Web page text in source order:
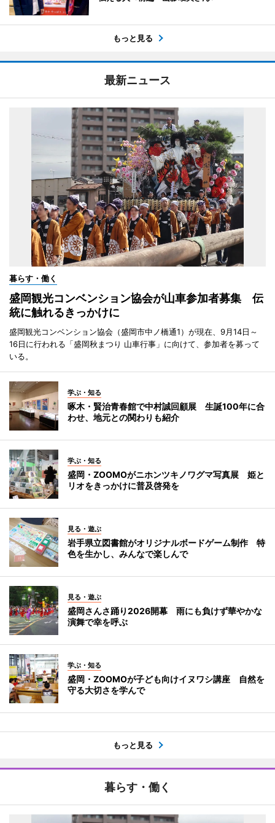
もっと見る
最新ニュース
暮らす・働く
盛岡観光コンベンション協会が山車参加者募集 伝
統に触れるきっかけに
盛岡観光コンベンション協会（盛岡市中ノ橋通1）が現在、9月14日～
16日に行われる「盛岡秋まつり 山車行事」に向けて、参加者を募って
いる。
学ぶ・知る
啄木・賢治青春館で中村誠回顧展 生誕100年に合
わせ、地元との関わりも紹介
学ぶ・知る
盛岡・ZOOMOがニホンツキノワグマ写真展 姫と
リオをきっかけに普及啓発を
見る・遊ぶ
岩手県立図書館がオリジナルボードゲーム制作 特
色を生かし、みんなで楽しんで
見る・遊ぶ
盛岡さんさ踊り2026開幕 雨にも負けず華やかな
演舞で幸を呼ぶ
学ぶ・知る
盛岡・ZOOMOが子ども向けイヌワシ講座 自然を
守る大切さを学んで
もっと見る
暮らす・働く